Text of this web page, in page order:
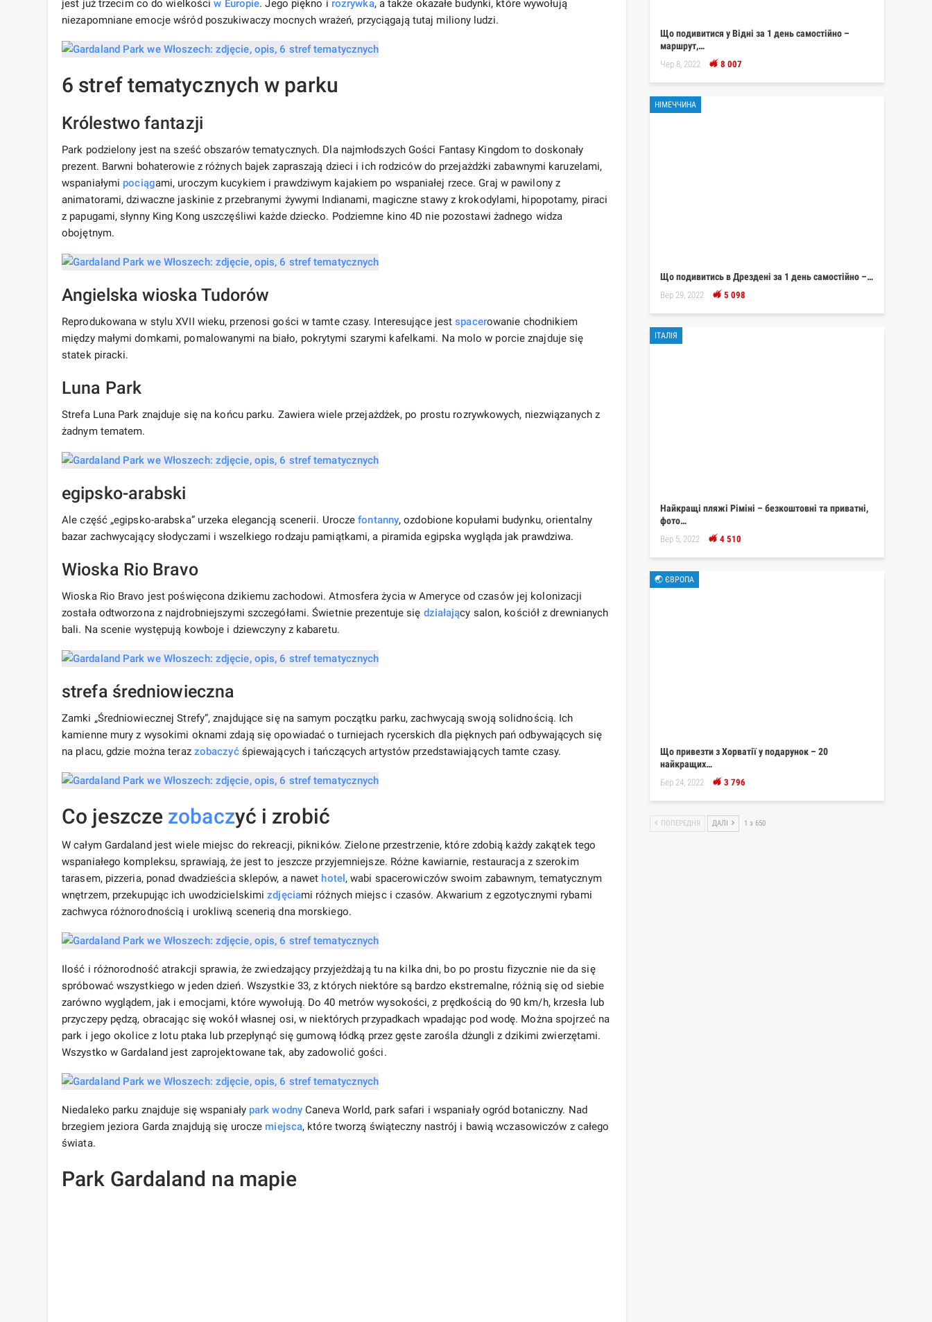
jest już trzecim co do wielkościw Europie. Jego piękno i rozrywka, a także okazałe budynki, które wywołują
niezapomniane emocje wśród poszukiwaczy mocnych wrażeń, przyciągają tutaj miliony ludzi.
6 stref tematycznych w parku
Królestwo fantazji
Park podzielony jest na sześć obszarów tematycznych. Dla najmłodszych Gości Fantasy Kingdom to doskonały
prezent. Barwni bohaterowie z różnych bajek zapraszają dzieci i ich rodziców do przejażdżki zabawnymi karuzelami,
wspaniałymi pociągami, uroczym kucykiem i prawdziwym kajakiem po wspaniałej rzece. Graj w pawilony z
animatorami, dziwaczne jaskinie z przebranymi żywymi Indianami, magiczne stawy z krokodylami, hipopotamy, piraci
z papugami, słynny King Kong uszczęśliwi każde dziecko. Podziemne kino 4D nie pozostawi żadnego widza
obojętnym.
Angielska wioska Tudorów
Reprodukowana w stylu XVII wieku, przenosi gości w tamte czasy. Interesujące jestspacerowanie chodnikiem
między małymi domkami, pomalowanymi na biało, pokrytymi szarymi kafelkami. Na molo w porcie znajduje się
statek piracki.
Luna Park
Strefa Luna Park znajduje się na końcu parku. Zawiera wiele przejażdżek, po prostu rozrywkowych, niezwiązanych z
żadnym tematem.
egipsko-arabski
Ale część „egipsko-arabska” urzeka elegancją scenerii. Uroczefontanny, ozdobione kopułami budynku, orientalny
bazar zachwycający słodyczami i wszelkiego rodzaju pamiątkami, a piramida egipska wygląda jak prawdziwa.
Wioska Rio Bravo
Wioska Rio Bravo jest poświęcona dzikiemu zachodowi. Atmosfera życia w Ameryce od czasów jej kolonizacji
została odtworzona z najdrobniejszymi szczegółami. Świetnie prezentuje się działający salon, kościół z drewnianych
bali. Na scenie występują kowboje i dziewczyny z kabaretu.
strefa średniowieczna
Zamki „Średniowiecznej Strefy”, znajdujące się na samym początku parku, zachwycają swoją solidnością. Ich
kamienne mury z wysokimi oknami zdają się opowiadać o turniejach rycerskich dla pięknych pań odbywających się
na placu, gdzie można teraz zobaczyćśpiewających i tańczących artystów przedstawiających tamte czasy.
Co jeszcze zobaczyć i zrobić
W całym Gardaland jest wiele miejsc do rekreacji, pikników. Zielone przestrzenie, które zdobią każdy zakątek tego
wspaniałego kompleksu, sprawiają, że jest to jeszcze przyjemniejsze. Różne kawiarnie, restauracja z szerokim
tarasem, pizzeria, ponad dwadzieścia sklepów, a nawet hotel , wabi spacerowiczów swoim zabawnym, tematycznym
wnętrzem, przekupując ich uwodzicielskimizdjęciami różnych miejsc i czasów. Akwarium z egzotycznymi rybami
zachwyca różnorodnością i urokliwą scenerią dna morskiego.
Ilość i różnorodność atrakcji sprawia, że ​​zwiedzający przyjeżdżają tu na kilka dni, bo po prostu fizycznie nie da się
spróbować wszystkiego w jeden dzień. Wszystkie 33, z których niektóre są bardzo ekstremalne, różnią się od siebie
zarówno wyglądem, jak i emocjami, które wywołują. Do 40 metrów wysokości, z prędkością do 90 km/h, krzesła lub
przyczepy pędzą, obracając się wokół własnej osi, w niektórych przypadkach wpadając pod wodę. Można spojrzeć na
park i jego okolice z lotu ptaka lub przepłynąć się gumową łódką przez gęste zarośla dżungli z dzikimi zwierzętami.
Wszystko w Gardaland jest zaprojektowane tak, aby zadowolić gości.
Niedaleko parku znajduje się wspaniały park wodnyCaneva World, park safari i wspaniały ogród botaniczny. Nad
brzegiem jeziora Garda znajdują się urocze miejsca, które tworzą świąteczny nastrój i bawią wczasowiczów z całego
świata.
Park Gardaland na mapie
Що подивитися у Відні за 1 день самостійно –
маршрут,…
Чер 8, 2022 8 007
НІМЕЧЧИНА
Що подивитись в Дрездені за 1 день самостійно –…
Вер 29, 2022 5 098
ІТАЛІЯ
Найкращі пляжі Ріміні – безкоштовні та приватні,
фото…
Вер 5, 2022 4 510
🌏 ЄВРОПА
Що привезти з Хорватії у подарунок – 20
найкращих…
Бер 24, 2022 3 796
ПОПЕРЕДНЯ ДАЛІ 1 з 650